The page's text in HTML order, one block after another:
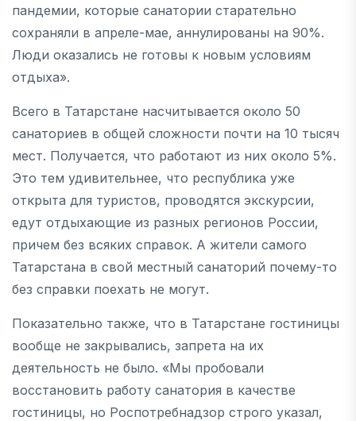
пандемии, которые санатории старательно
сохраняли в апреле-мае, аннулированы на 90%.
Люди оказались не готовы к новым условиям
отдыха».
Всего в Татарстане насчитывается около 50
санаториев в общей сложности почти на 10 тысяч
мест. Получается, что работают из них около 5%.
Это тем удивительнее, что республика уже
открыта для туристов, проводятся экскурсии,
едут отдыхающие из разных регионов России,
причем без всяких справок. А жители самого
Татарстана в свой местный санаторий почему-то
без справки поехать не могут.
Показательно также, что в Татарстане гостиницы
вообще не закрывались, запрета на их
деятельность не было. «Мы пробовали
восстановить работу санатория в качестве
гостиницы, но Роспотребнадзор строго указал,